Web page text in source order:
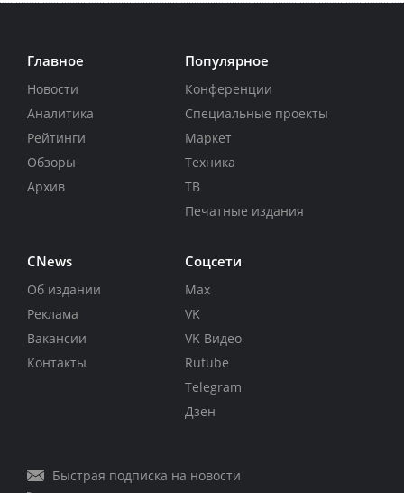
Главное
Новости
Аналитика
Рейтинги
Обзоры
Архив
Популярное
Конференции
Специальные проекты
Маркет
Техника
ТВ
Печатные издания
CNews
Об издании
Реклама
Вакансии
Контакты
Соцсети
Max
VK
VK Видео
Rutube
Telegram
Дзен
Быстрая подписка на новости